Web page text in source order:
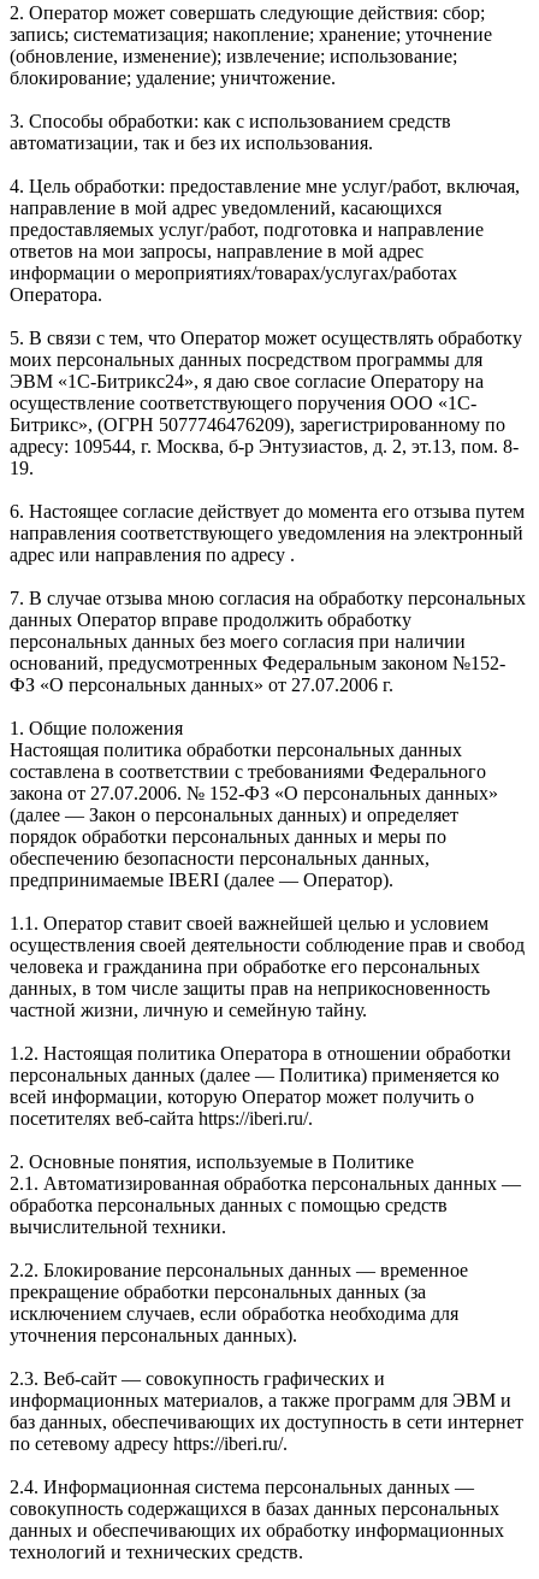
2. Оператор может совершать следующие действия: сбор;
запись; систематизация; накопление; хранение; уточнение
(обновление, изменение); извлечение; использование;
блокирование; удаление; уничтожение.
3. Способы обработки: как с использованием средств
автоматизации, так и без их использования.
4. Цель обработки: предоставление мне услуг/работ, включая,
направление в мой адрес уведомлений, касающихся
предоставляемых услуг/работ, подготовка и направление
ответов на мои запросы, направление в мой адрес
информации о мероприятиях/товарах/услугах/работах
Оператора.
5. В связи с тем, что Оператор может осуществлять обработку
моих персональных данных посредством программы для
ЭВМ «1С-Битрикс24», я даю свое согласие Оператору на
осуществление соответствующего поручения ООО «1С-
Битрикс», (ОГРН 5077746476209), зарегистрированному по
адресу: 109544, г. Москва, б-р Энтузиастов, д. 2, эт.13, пом. 8-
19.
6. Настоящее согласие действует до момента его отзыва путем
направления соответствующего уведомления на электронный
адрес или направления по адресу .
7. В случае отзыва мною согласия на обработку персональных
данных Оператор вправе продолжить обработку
персональных данных без моего согласия при наличии
оснований, предусмотренных Федеральным законом №152-
ФЗ «О персональных данных» от 27.07.2006 г.
1. Общие положения
Настоящая политика обработки персональных данных
составлена в соответствии с требованиями Федерального
закона от 27.07.2006. № 152-ФЗ «О персональных данных»
(далее — Закон о персональных данных) и определяет
порядок обработки персональных данных и меры по
обеспечению безопасности персональных данных,
предпринимаемые IBERI (далее — Оператор).
1.1. Оператор ставит своей важнейшей целью и условием
осуществления своей деятельности соблюдение прав и свобод
человека и гражданина при обработке его персональных
данных, в том числе защиты прав на неприкосновенность
частной жизни, личную и семейную тайну.
1.2. Настоящая политика Оператора в отношении обработки
персональных данных (далее — Политика) применяется ко
всей информации, которую Оператор может получить о
посетителях веб-сайта https://iberi.ru/.
2. Основные понятия, используемые в Политике
2.1. Автоматизированная обработка персональных данных —
обработка персональных данных с помощью средств
вычислительной техники.
2.2. Блокирование персональных данных — временное
прекращение обработки персональных данных (за
исключением случаев, если обработка необходима для
уточнения персональных данных).
2.3. Веб-сайт — совокупность графических и
информационных материалов, а также программ для ЭВМ и
баз данных, обеспечивающих их доступность в сети интернет
по сетевому адресу https://iberi.ru/.
2.4. Информационная система персональных данных —
совокупность содержащихся в базах данных персональных
данных и обеспечивающих их обработку информационных
технологий и технических средств.